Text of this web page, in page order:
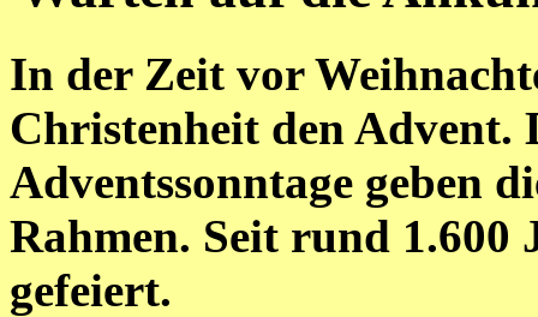
In der Zeit vor
Christenheit den Advent.
Adventssonntage geben
Rahmen. Seit rund
gefeiert.